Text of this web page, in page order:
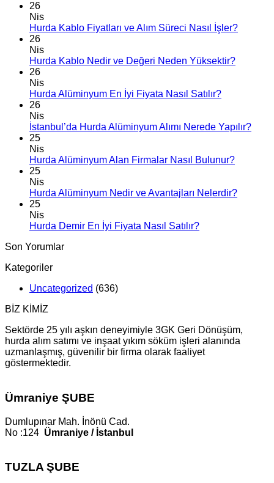
26
Nis
Hurda Kablo Fiyatları ve Alım Süreci Nasıl İşler?
26
Nis
Hurda Kablo Nedir ve Değeri Neden Yüksektir?
26
Nis
Hurda Alüminyum En İyi Fiyata Nasıl Satılır?
26
Nis
İstanbul’da Hurda Alüminyum Alımı Nerede Yapılır?
25
Nis
Hurda Alüminyum Alan Firmalar Nasıl Bulunur?
25
Nis
Hurda Alüminyum Nedir ve Avantajları Nelerdir?
25
Nis
Hurda Demir En İyi Fiyata Nasıl Satılır?
Son Yorumlar
Kategoriler
Uncategorized (636)
BİZ KİMİZ
Sektörde 25 yılı aşkın deneyimiyle 3GK Geri Dönüşüm,
hurda alım satımı ve inşaat yıkım söküm işleri alanında
uzmanlaşmış, güvenilir bir firma olarak faaliyet
göstermektedir.
Ümraniye ŞUBE
Dumlupınar Mah. İnönü Cad.
No :124 Ümraniye / İstanbul
TUZLA ŞUBE